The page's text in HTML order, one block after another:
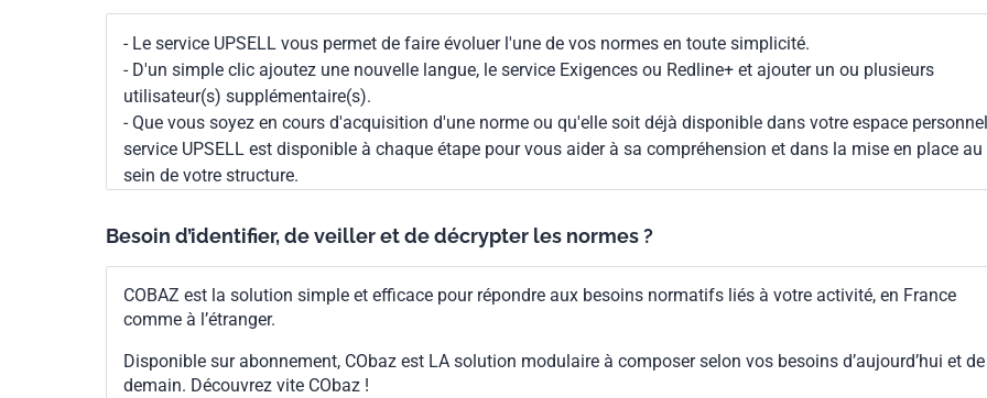
- Le service UPSELL vous permet de faire évoluer l'une de vos normes en toute simplicité.
- D'un simple clic ajoutez une nouvelle langue, le service Exigences ou Redline+ et ajouter un ou plusieurs
utilisateur(s) supplémentaire(s).
- Que vous soyez en cours d'acquisition d'une norme ou qu'elle soit déjà disponible dans votre espace
service UPSELL est disponible à chaque étape pour vous aider à sa compréhension et dans la mise en place au
sein de votre structure.
Besoin d’identifier, de veiller et de décrypter les normes ?
COBAZ est la solution simple et efficace pour répondre aux besoins normatifs liés à votre activité, en France
comme à l’étranger.
Disponible sur abonnement, CObaz est LA solution modulaire à composer selon vos besoins d’aujourd’hui et de
demain. Découvrez vite CObaz !